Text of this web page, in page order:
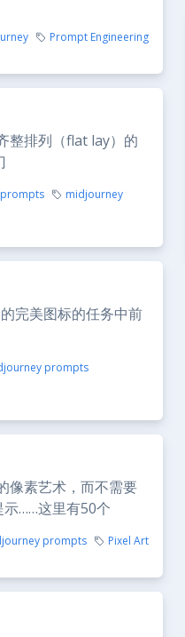
Prompt Engineering
整排列（flat lay）的
midjourney
完美图标的任务中前
prompts
像素艺术，而不需要
示……这里有50个
prompts Pixel Art